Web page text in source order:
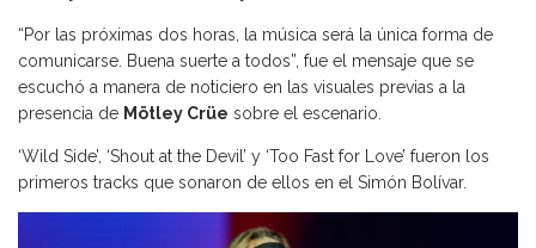
“Por las próximas dos horas, la música será la única forma de
comunicarse. Buena suerte a todos”, fue el mensaje que se
escuchó a manera de noticiero en las visuales previas a la
presencia de Mötley Crüe sobre el escenario.
‘Wild Side’, ‘Shout at the Devil’ y ‘Too Fast for Love’ fueron los
primeros tracks que sonaron de ellos en el Simón Bolívar.